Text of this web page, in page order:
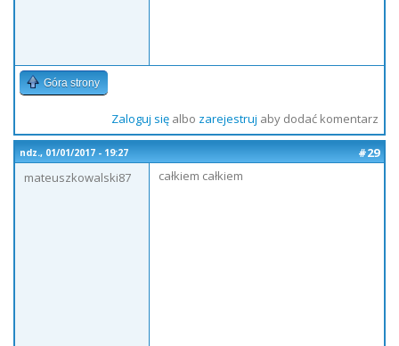
Góra strony
Zaloguj sięalbo zarejestruj aby dodać komentarz
ndz., 01/01/2017 - 19:27
#29
mateuszkowalski87
całkiem całkiem